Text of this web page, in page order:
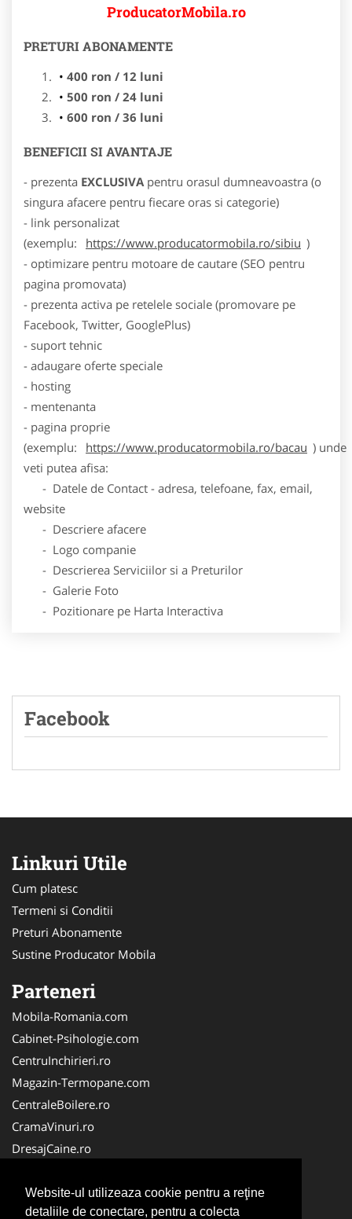
Website-ul utilizeaza cookie pentru a reţine
detaliile de conectare, pentru a colecta
ProducatorMobila.ro
PRETURI ABONAMENTE
400 ron / 12 luni
500 ron / 24 luni
600 ron / 36 luni
BENEFICII SI AVANTAJE
- prezenta EXCLUSIVA pentru orasul dumneavoastra (o
singura afacere pentru fiecare oras si categorie)
- link personalizat
(exemplu:
https://www.producatormobila.ro/sibiu )
- optimizare pentru motoare de cautare (SEO pentru
pagina promovata)
- prezenta activa pe retelele sociale (promovare pe
Facebook, Twitter, GooglePlus)
- suport tehnic
- adaugare oferte speciale
- hosting
- mentenanta
- pagina proprie
(exemplu:
https://www.producatormobila.ro/bacau ) unde
veti putea afisa:
- Datele de Contact - adresa, telefoane, fax, email,
website
- Descriere afacere
- Logo companie
- Descrierea Serviciilor si a Preturilor
- Galerie Foto
- Pozitionare pe Harta Interactiva
Facebook
Linkuri Utile
Cum platesc
Termeni si Conditii
Preturi Abonamente
Sustine Producator Mobila
Parteneri
Mobila-Romania.com
Cabinet-Psihologie.com
CentruInchirieri.ro
Magazin-Termopane.com
CentraleBoilere.ro
CramaVinuri.ro
DresajCaine.ro
Alpinist-Utilitar.com
Birouri-Cadastru.ro